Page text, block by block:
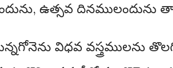
ఉత్సవ దినములందును
విధవ వస్త్రములను